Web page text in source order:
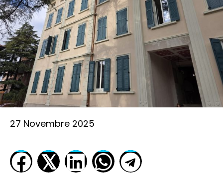
27 Novembre 2025
𝕏